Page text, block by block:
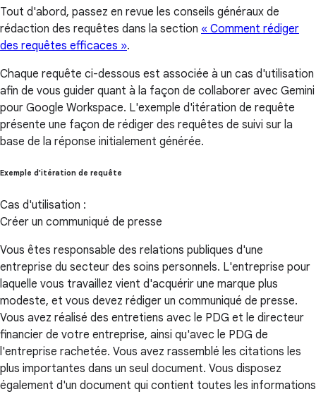
Tout d'abord, passez en revue les conseils généraux de
rédaction des requêtes dans la section « Comment rédiger
des requêtes efficaces ».
Chaque requête ci-dessous est associée à un cas d'utilisation
afin de vous guider quant à la façon de collaborer avec Gemini
pour Google Workspace. L'exemple d'itération de requête
présente une façon de rédiger des requêtes de suivi sur la
base de la réponse initialement générée.
Exemple d'itération de requête
Cas d'utilisation :
Créer un communiqué de presse
Vous êtes responsable des relations publiques d'une
entreprise du secteur des soins personnels. L'entreprise pour
laquelle vous travaillez vient d'acquérir une marque plus
modeste, et vous devez rédiger un communiqué de presse.
Vous avez réalisé des entretiens avec le PDG et le directeur
financier de votre entreprise, ainsi qu'avec le PDG de
l'entreprise rachetée. Vous avez rassemblé les citations les
plus importantes dans un seul document. Vous disposez
également d'un document qui contient toutes les informations